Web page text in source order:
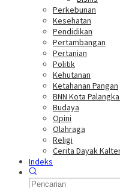
Perkebunan
Kesehatan
Pendidikan
Pertambangan
Pertanian
Politik
Kehutanan
Ketahanan Pangan
BNN Kota
Budaya
Opini
Olahraga
Religi
Cerita Dayak
Indeks